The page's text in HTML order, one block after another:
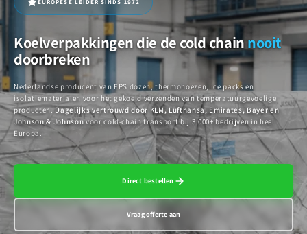
EUROPESE LEIDER SINDS 1972
Koelverpakkingen die de cold chain nooit
doorbreken
Nederlandse producent van EPS dozen, thermohoezen, ice packs en
isolatiematerialen voor het gekoeld verzenden van temperatuurgevoelige
producten.Dagelijks vertrouwd door KLM, Lufthansa, Emirates, Bayer en
Johnson & Johnsonvoor cold-chain transport bij 3.000+ bedrijven in heel
Europa.
Direct bestellen
Vraag offerte aan